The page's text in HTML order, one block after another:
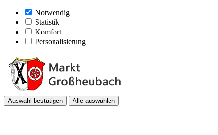
Notwendig
Statistik
Komfort
Personalisierung
Auswahl bestätigen Alle auswählen